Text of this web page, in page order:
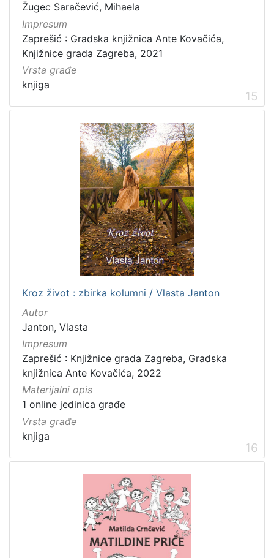
Žugec Saračević, Mihaela
Impresum
Zaprešić : Gradska knjižnica Ante Kovačića,
Knjižnice grada Zagreba, 2021
Vrsta građe
knjiga
15
Kroz život : zbirka kolumni / Vlasta Janton
Autor
Janton, Vlasta
Impresum
Zaprešić : Knjižnice grada Zagreba, Gradska
knjižnica Ante Kovačića, 2022
Materijalni opis
1 online jedinica građe
Vrsta građe
knjiga
16